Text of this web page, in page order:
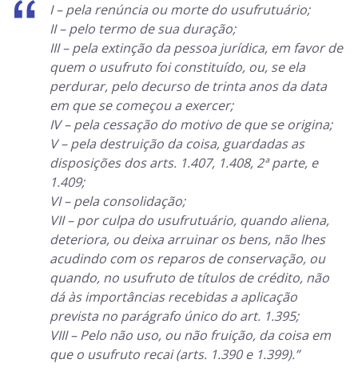
I – pela renúncia ou morte do usufrutuário;
II – pelo termo de sua duração;
III – pela extinção da pessoa jurídica, em favor de
quem o usufruto foi constituído, ou, se ela
perdurar, pelo decurso de trinta anos da data
em que se começou a exercer;
IV – pela cessação do motivo de que se origina;
V – pela destruição da coisa, guardadas as
disposições dos arts. 1.407, 1.408, 2ª parte, e
1.409;
VI – pela consolidação;
VII – por culpa do usufrutuário, quando aliena,
deteriora, ou deixa arruinar os bens, não lhes
acudindo com os reparos de conservação, ou
quando, no usufruto de títulos de crédito, não
dá às importâncias recebidas a aplicação
prevista no parágrafo único do art. 1.395;
VIII – Pelo não uso, ou não fruição, da coisa em
que o usufruto recai (arts. 1.390 e 1.399).”